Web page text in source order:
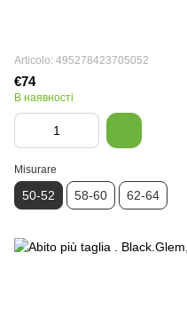
Articolo: 495278423705052
€74
В наявності
Misurare
50-52 58-60 62-64